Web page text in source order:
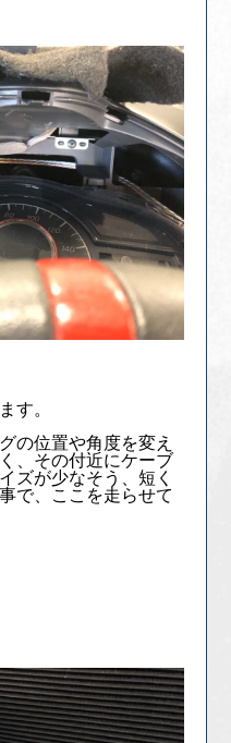
す。
の位置や角度を変え
、その付近にケーブ
ズが少なそう、短く
で、ここを走らせて